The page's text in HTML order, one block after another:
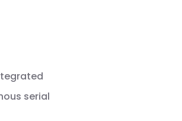
serial